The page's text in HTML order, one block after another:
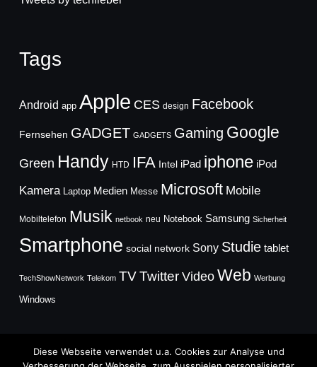
Tags
Android app Apple CES design Facebook
Fernsehen GADGET GADGETS Gaming Google
Green Handy HTD IFA Intel iPad iphone iPod
Kamera Laptop Medien Messe Microsoft Mobile
Mobiltelefon Musik netbook neu Notebook Samsung Sicherheit
Smartphone social network Sony Studie tablet
TechShowNetwork Telekom TVTwitter Video Web Werbung
Windows
Diese Webseite verwendet u.a. Cookies zur Analyse und